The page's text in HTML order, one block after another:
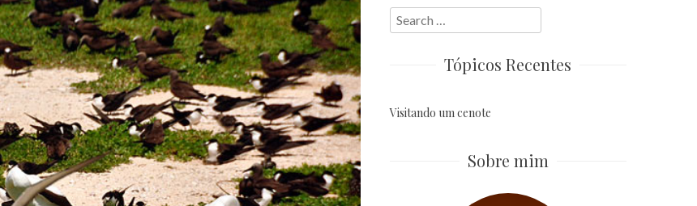
Search
for:
Tópicos Recentes
Visitando um cenote
Sobre mim